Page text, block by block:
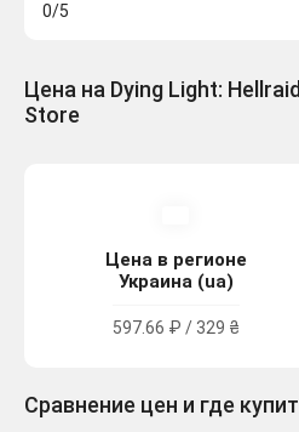
0/5
Цена на Dying Light:
Store
Цена в регионе
Украина (ua)
597.66 ₽ / 329 ₴
Сравнение цен и где